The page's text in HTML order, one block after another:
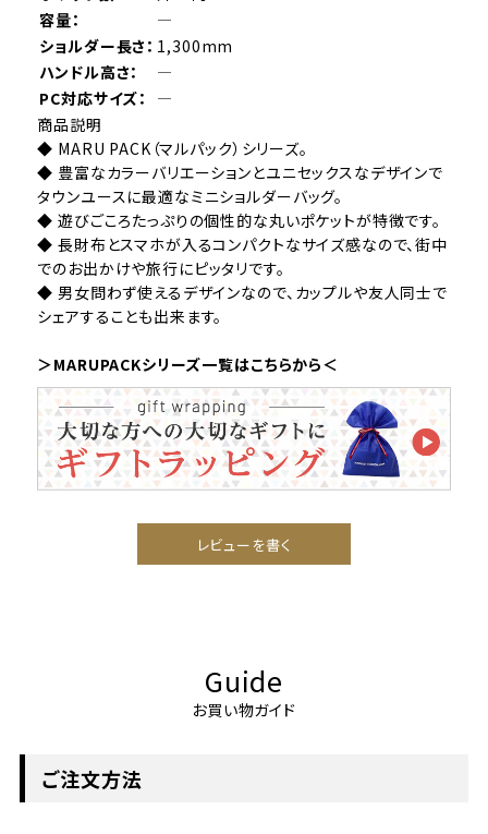
容量：
―
ショルダー長さ： 1,300mm
ハンドル高さ：
―
PC対応サイズ：
―
商品説明
◆ MARU PACK（マルパック）シリーズ。
◆ 豊富なカラーバリエーションとユニセックスなデザインで
タウンユースに最適なミニショルダーバッグ。
◆ 遊びごころたっぷりの個性的な丸いポケットが特徴です。
◆ 長財布とスマホが入るコンパクトなサイズ感なので、街中
でのお出かけや旅行にピッタリです。
◆ 男女問わず使えるデザインなので、カップルや友人同士で
シェアすることも出来ます。
＞MARUPACKシリーズ一覧はこちらから＜
レビューを書く
Guide
お買い物ガイド
ご注文方法